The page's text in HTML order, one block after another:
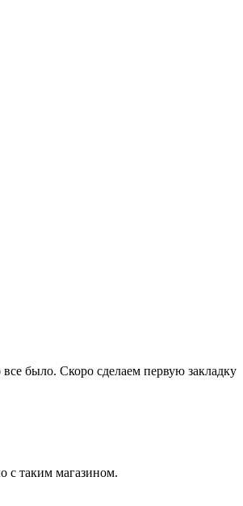
было. Скоро сделаем первую закладку
с таким магазином.